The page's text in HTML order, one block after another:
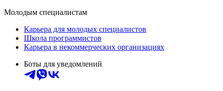
Молодым специалистам
Карьера для молодых специалистов
Школа программистов
Карьера в некоммерческих организациях
Боты для уведомлений